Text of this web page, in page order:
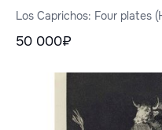
Los Caprichos: Four plates
50 000₽